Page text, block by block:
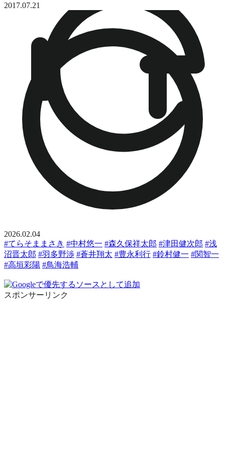
2017.07.21
2026.02.04
#てらそままさき #中村悠一 #森久保祥太郎 #津田健次郎 #浅
沼晋太郎 #羽多野渉 #蒼井翔太 #豊永利行 #鈴村健一 #関智一
#高垣彩陽 #鳥海浩輔
スポンサーリンク